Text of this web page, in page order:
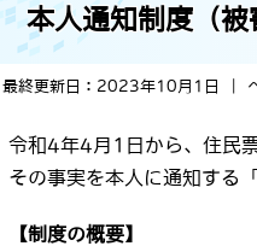
本人通知制度（
最終更新日：2023年10月1日
令和4年4月1日から、住民
その事実を本人に通知する
【制度の概要】